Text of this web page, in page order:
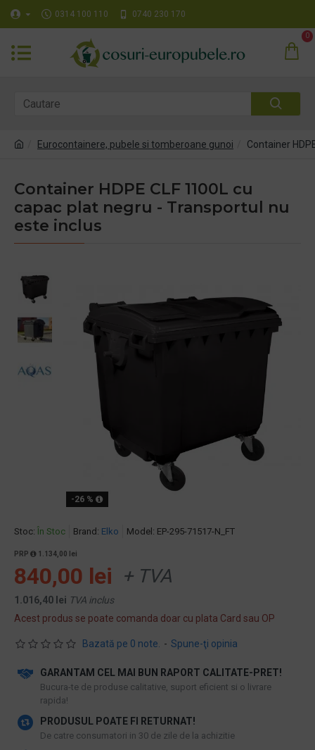
0314 100 110 0740 230 170
0
Eurocontainere, pubele si tomberoane gunoi Container
Container HDPE CLF 1100L cu
capac plat negru - Transportul nu
este inclus
-26 %
Stoc: În Stoc Brand: Elko Model: EP-295-71517-N_FT
Bazată pe 0 note. - Spune-ţi opinia
PRP 1.134,00 lei
840,00 lei + TVA
1.016,40 lei TVA inclus
Acest produs se poate comanda doar cu plata Card sau OP
GARANTAM CEL MAI BUN RAPORT CALITATE-PRET!
​Bucura-te de produse calitative, suport eficient si o livrare
rapida!
PRODUSUL POATE FI RETURNAT!
De catre consumatori in 30 de zile de la achizitie